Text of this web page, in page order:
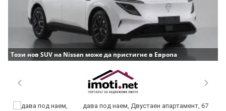
Този нов SUV на Nissan може да пристигне в Европа
дава под наем, Двустаен апартамент, 67